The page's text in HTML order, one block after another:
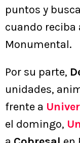
puntos y
cuando reciba
Monumental.
Por su parte,
unidades,
frente a
el domingo,